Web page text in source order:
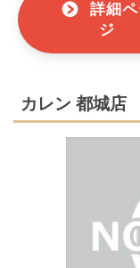
詳細
ジ
カレン 都城店